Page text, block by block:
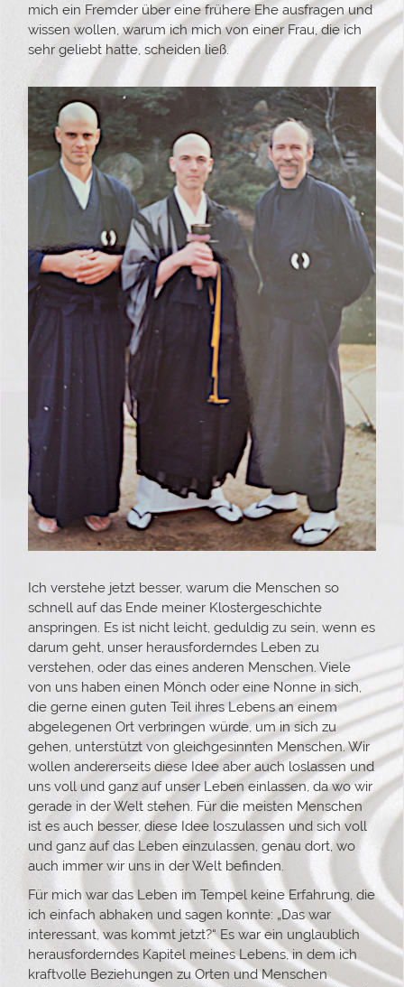
mich ein Fremder über eine frühere Ehe ausfragen und
wissen wollen, warum ich mich von einer Frau, die ich
sehr geliebt hatte, scheiden ließ.
Ich verstehe jetzt besser, warum die Menschen so
schnell auf das Ende meiner Klostergeschichte
anspringen. Es ist nicht leicht, geduldig zu sein, wenn es
darum geht, unser herausforderndes Leben zu
verstehen, oder das eines anderen Menschen. Viele
von uns haben einen Mönch oder eine Nonne in sich,
die gerne einen guten Teil ihres Lebens an einem
abgelegenen Ort verbringen würde, um in sich zu
gehen, unterstützt von gleichgesinnten Menschen. Wir
wollen andererseits diese Idee aber auch loslassen und
uns voll und ganz auf unser Leben einlassen, da wo wir
gerade in der Welt stehen. Für die meisten Menschen
ist es auch besser, diese Idee loszulassen und sich voll
und ganz auf das Leben einzulassen, genau dort, wo
auch immer wir uns in der Welt befinden.
Für mich war das Leben im Tempel keine Erfahrung, die
ich einfach abhaken und sagen konnte: „Das war
interessant, was kommt jetzt?“ Es war ein unglaublich
herausforderndes Kapitel meines Lebens, in dem ich
kraftvolle Beziehungen zu Orten und Menschen